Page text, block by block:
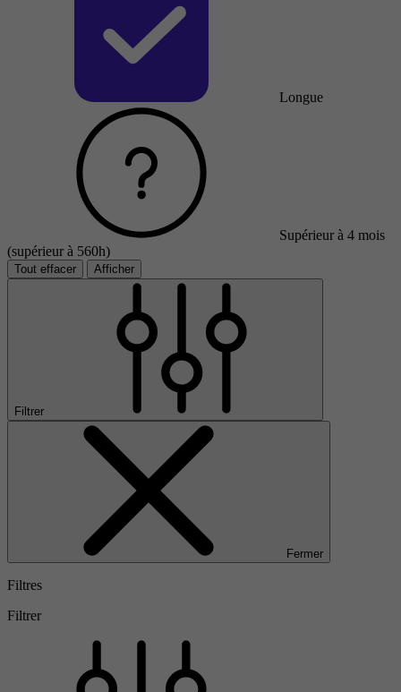
Longue
Supérieur à 4 mois
(supérieur à 560h)
Tout effacer Afficher
Filtrer
Fermer
Filtres
Filtrer